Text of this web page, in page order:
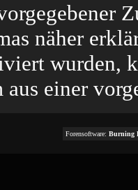
näher
wurden,
aus einer
Forensoftware: Burning